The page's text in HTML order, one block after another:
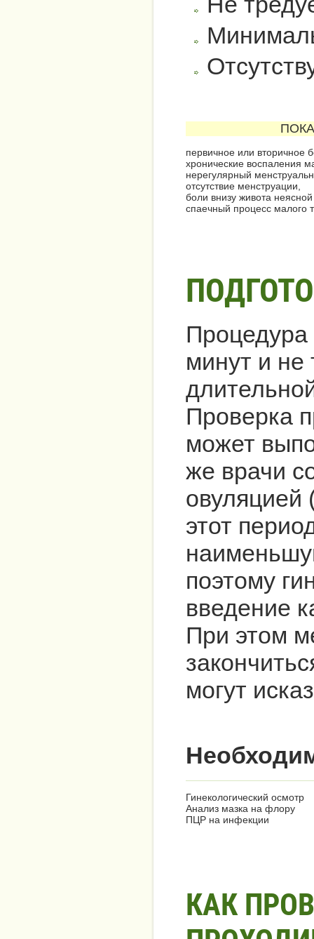
первичное или вторичное
хронические воспаления
нерегулярный
отсутствие менструации,
боли внизу живота
спаечный процесс малого
Процедура
минут и не
Проверка
может
же врачи
овуляцией
этот
поэтому
введение
При этом
могут
Гинекологический осмотр
Анализ мазка на флору
ПЦР на инфекции
КАК